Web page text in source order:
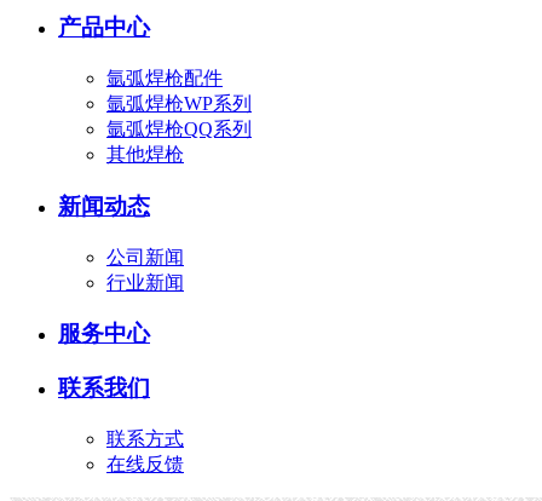
产品中心
氩弧焊枪配件
氩弧焊枪WP系列
氩弧焊枪QQ系列
其他焊枪
新闻动态
公司新闻
行业新闻
服务中心
联系我们
联系方式
在线反馈